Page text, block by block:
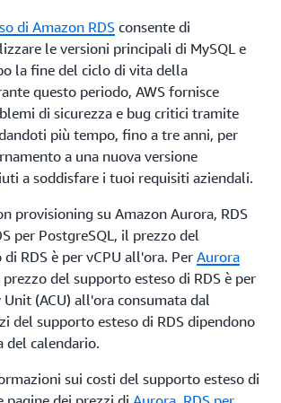
di Amazon RDS consente di
le versioni principali di MySQL e
la fine del ciclo di vita della
questo periodo, AWS fornisce
di sicurezza e bug critici tramite
più tempo, fino a tre anni, per
a una nuova versione
a soddisfare i tuoi requisiti aziendali.
provisioning su Amazon Aurora, RDS
per PostgreSQL, il prezzo del
RDS è per vCPU all'ora. Per Aurora
prezzo del supporto esteso di RDS è per
(ACU) all'ora consumata dal
del supporto esteso di RDS dipendono
del calendario.
sui costi del supporto esteso di